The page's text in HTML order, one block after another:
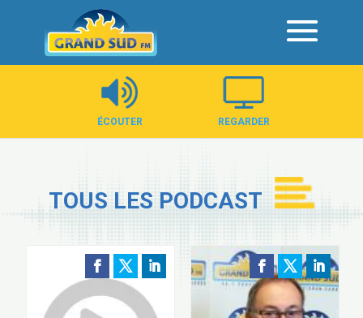
Panneau de gestion des cookies
ÉCOUTER REGARDER
TOUS LES PODCAST